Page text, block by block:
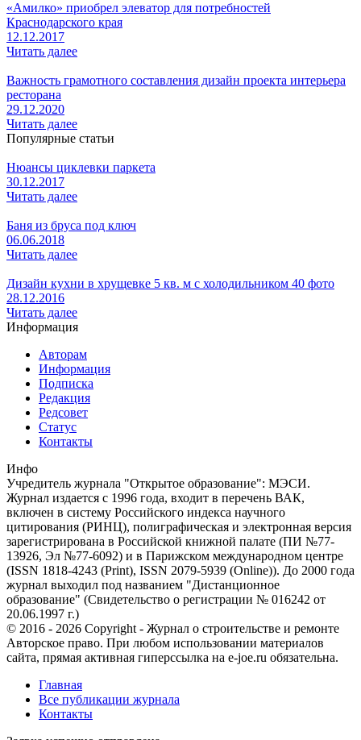
«Амилко» приобрел элеватор для потребностей
Краснодарского края
12.12.2017
Читать далее
Важность грамотного составления дизайн проекта интерьера
ресторана
29.12.2020
Читать далее
Популярные статьи
Нюансы циклевки паркета
30.12.2017
Читать далее
Баня из бруса под ключ
06.06.2018
Читать далее
Дизайн кухни в хрущевке 5 кв. м с холодильником 40 фото
28.12.2016
Читать далее
Информация
Авторам
Информация
Подписка
Редакция
Редсовет
Статус
Контакты
Инфо
Учредитель журнала "Открытое образование": МЭСИ.
Журнал издается с 1996 года, входит в перечень ВАК,
включен в систему Российского индекса научного
цитирования (РИНЦ), полиграфическая и электронная версия
зарегистрирована в Российской книжной палате (ПИ №77-
13926, Эл №77-6092) и в Парижском международном центре
(ISSN 1818-4243 (Print), ISSN 2079-5939 (Online)). До 2000 года
журнал выходил под названием "Дистанционное
образование" (Свидетельство о регистрации № 016242 от
20.06.1997 г.)
© 2016 - 2026 Copyright - Журнал о строительстве и ремонте
Авторское право. При любом использовании материалов
сайта, прямая активная гиперссылка на e-joe.ru обязательна.
Главная
Все публикации журнала
Контакты